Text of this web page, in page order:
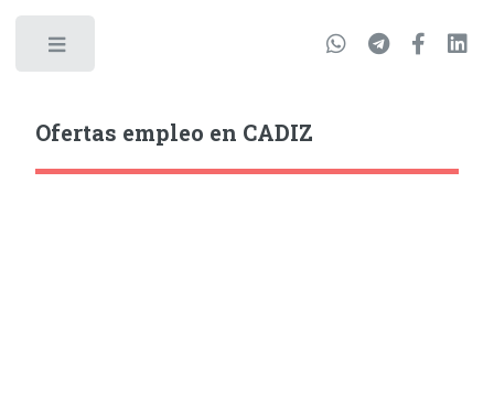
Ofertas empleo en CADIZ